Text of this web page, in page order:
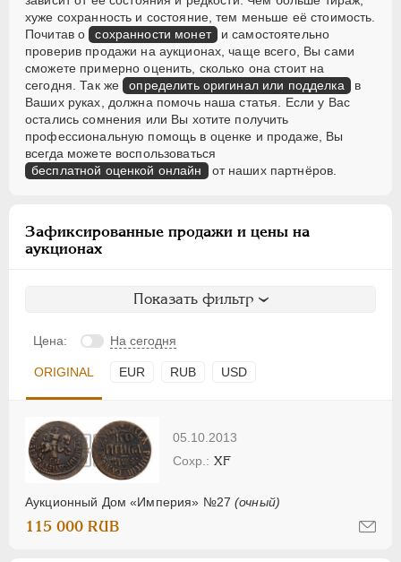
хуже сохранность и состояние, тем меньше её стоимость.
Почитав о сохранности монет и самостоятельно
проверив продажи на аукционах, чаще всего, Вы сами
сможете примерно оценить, сколько она стоит на
сегодня. Так же определить оригинал или подделка в
Ваших руках, должна помочь наша статья. Если у Вас
остались сомнения или Вы хотите получить
профессиональную помощь в оценке и продаже, Вы
всегда можете воспользоваться
бесплатной оценкой онлайн от наших партнёров.
Зафиксированные продажи и цены на
аукционах
Показать фильтр
Цена: На сегодня
ORIGINAL EUR RUB USD
05.10.2013
Аукционный Дом «Империя» №27(очный)
XF
115 000 RUB